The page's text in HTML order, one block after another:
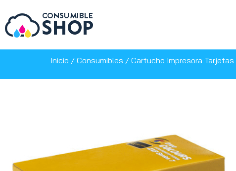
Inicio / Consumibles / Cartucho Impresora Tarjetas